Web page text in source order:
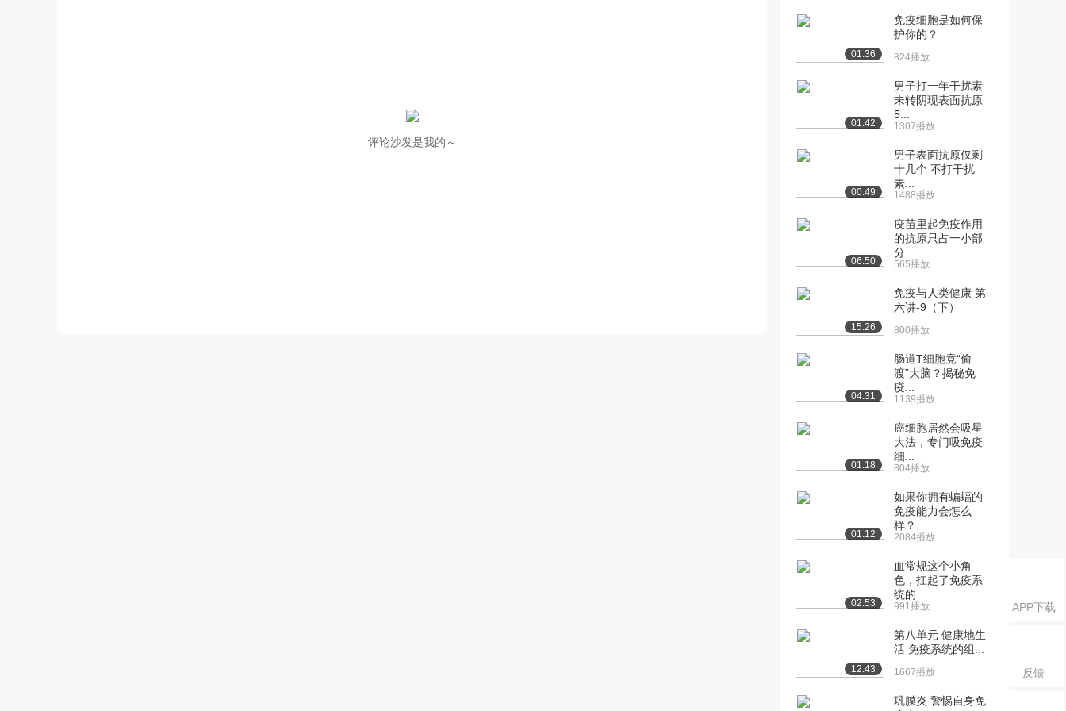
APP下载
反馈
评论沙发是我的～
[10] 第五讲 生命科学绪论
08:05
[11] 第一讲 细胞的元素组
05:12
[12] 第一讲 细胞的元素组
05:11
[13] 第二讲 细胞的分子组
成（上）
05:37
成（下）
（上）
（下）
[17] 第二讲 真核细胞的结
构（上）
2213播放
[18] 第二讲 真核细胞的结
1621播放
[19] 第三讲 生物膜和细胞
1671播放
[20] 第三讲 生物膜和细胞
通讯（下）
1354播放
01:36
免疫细胞是如何保
护你的？
824播放
01:42
男子打一年干扰素
未转阴现表面抗原
5...
1307播放
00:49
男子表面抗原仅剩
十几个 不打干扰
素...
1488播放
06:50
疫苗里起免疫作用
的抗原只占一小部
分...
565播放
15:26
免疫与人类健康 第
六讲-9（下）
800播放
04:31
肠道T细胞竟“偷
渡”大脑？揭秘免
疫...
1139播放
01:18
癌细胞居然会吸星
大法，专门吸免疫
细...
804播放
01:12
如果你拥有蝙蝠的
免疫能力会怎么
样？
2084播放
02:53
血常规这个小角
色，扛起了免疫系
统的...
991播放
12:43
第八单元 健康地生
活 免疫系统的组...
1667播放
巩膜炎 警惕自身免